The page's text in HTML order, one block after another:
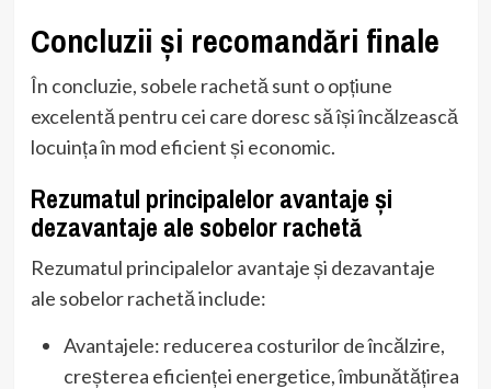
Concluzii și recomandări finale
În concluzie, sobele rachetă sunt o opțiune
excelentă pentru cei care doresc să își încălzească
locuința în mod eficient și economic.
Rezumatul principalelor avantaje și
dezavantaje ale sobelor rachetă
Rezumatul principalelor avantaje și dezavantaje
ale sobelor rachetă include:
Avantajele: reducerea costurilor de încălzire,
creșterea eficienței energetice, îmbunătățirea